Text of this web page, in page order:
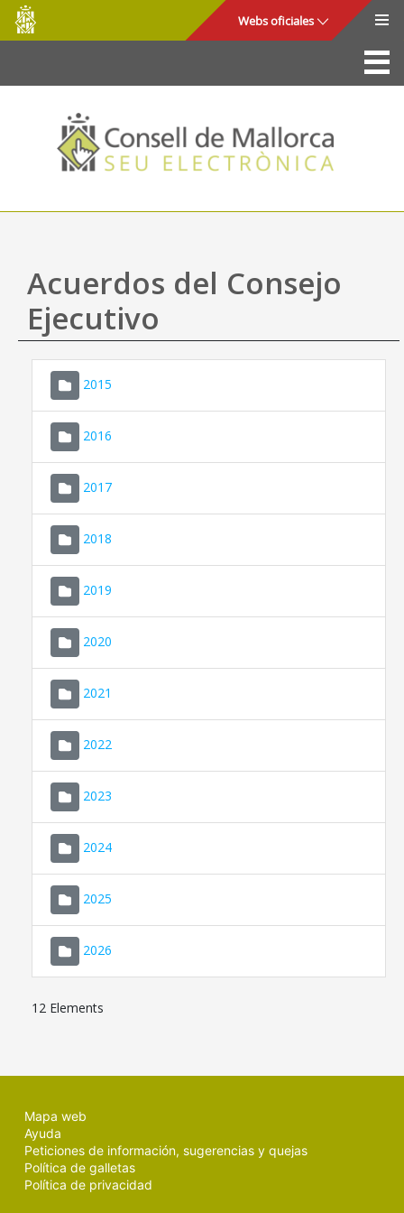
Saltar al contenido principal
Consell
de
Mallorca
Webs oficiales
La Sede
Consejo de Mallorca
Acceso y seguridad
Utilidades
Mapa web
Ayuda
Acuerdos del Consejo
Ejecutivo
2015
2016
2017
2018
2019
2020
2021
2022
2023
2024
2025
2026
12 Elements
Mapa web
Ayuda
Peticiones de información, sugerencias y quejas
Política de galletas
Política de privacidad